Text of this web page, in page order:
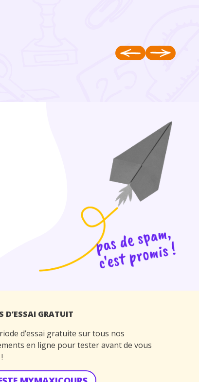
D’ESSAI GRATUIT
d’essai gratuite sur tous nos
en ligne pour tester avant de vous